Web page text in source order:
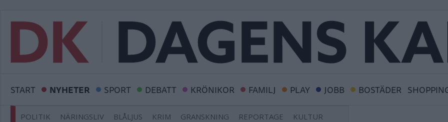
START NYHETER SPORT DEBATT KRÖNIKOR FAMILJ PLAY JOBB BOSTÄDER
POLITIK NÄRINGSLIV BLÅLJUS KRIM GRANSKNING REPORTAGE
KULTUR